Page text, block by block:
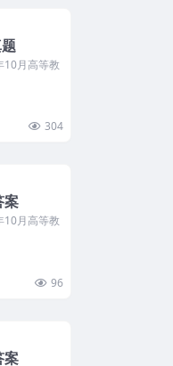
10月高等教
304
案
10月高等教
96
案